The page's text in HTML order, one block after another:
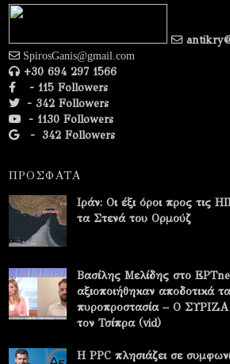
SpirosGanis@gmail.com
+30 694 297 1566
- 115 Followers
- 342 Followers
- 1130 Followers
- 342 Followers
ΠΡΟΣΦΑΤΑ
Ιράν: Οι έξι όροι προς τις
τα Στενά του Ορμούζ
Βασίλης Μελίδης στο
αξιοποιήθηκαν αποδοτικά
πυροπροστασία – Ο ΣΥΡΙΖΑ
τον Τσίπρα (vid)
Η PPC πλησιάζει σε